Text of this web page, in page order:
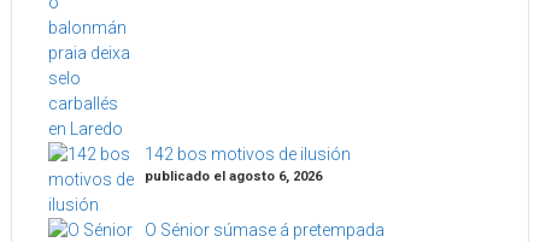
142 bos motivos de ilusión
publicado el agosto 6, 2026
O Sénior súmase á pretempada